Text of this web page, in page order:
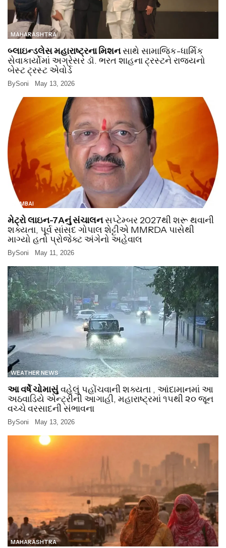
MAHARASHTRA
બ્લાઇન્ડલેસ મહારાષ્ટ્રના મિશનસાથે સામાજિક-ધાર્મિક
સેવાકાર્યોમાં અગ્રેસર ડૉ. ભરત શાહના ટ્રસ્ટને રાજ્યનો
બેસ્ટ ટ્રસ્ટ એવોર્ડ
BySoni May 13, 2026
MUMBAI
મેટ્રો લાઇન-7Aનું સંચાલનસપ્ટેમ્બર 2027થી શરૂ થવાની
શક્યતા, પૂર્વ સાંસદ ગોપાલ શેટ્ટીએ MMRDA પાસેથી
માગ્યો હતો પ્રોજેક્ટ અંગેનો અહેવાલ
BySoni May 11, 2026
WEATHER NEWS
આ વર્ષે ચોમાસુંવહેલું પહોંચવાની શક્યતા , આંદામાનમાં આ
અઠવાડિયે એન્ટ્રીની આગાહી, મહારાષ્ટ્રમાં ૧૫થી ૨૦ જૂન
વચ્ચે વરસાદની સંભાવના
BySoni May 13, 2026
MAHARASHTRA